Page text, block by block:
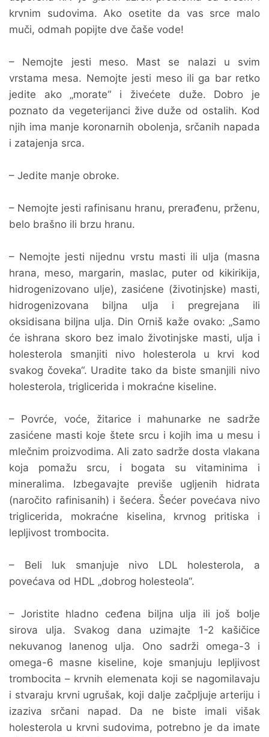
krvnim sudovima. Ako osetite da vas srce malo
muči, odmah popijte dve čaše vode!
– Nemojte jesti meso. Mast se nalazi u svim
vrstama mesa. Nemojte jesti meso ili ga bar retko
jedite ako „morate“ i živećete duže. Dobro je
poznato da vegeterijanci žive duže od ostalih. Kod
njih ima manje koronarnih obolenja, srčanih napada
i zatajenja srca.
– Jedite manje obroke.
– Nemojte jesti rafinisanu hranu, prerađenu, prženu,
belo brašno ili brzu hranu.
– Nemojte jesti nijednu vrstu masti ili ulja (masna
hrana, meso, margarin, maslac, puter od kikirikija,
hidrogenizovano ulje), zasićene (životinjske) masti,
hidrogenizovana biljna ulja i pregrejana ili
oksidisana biljna ulja. Din Orniš kaže ovako: „Samo
će ishrana skoro bez imalo životinjske masti, ulja i
holesterola smanjiti nivo holesterola u krvi kod
svakog čoveka“. Uradite tako da biste smanjili nivo
holesterola, triglicerida i mokraćne kiseline.
– Povrće, voće, žitarice i mahunarke ne sadrže
zasićene masti koje štete srcu i kojih ima u mesu i
mlečnim proizvodima. Ali zato sadrže dosta vlakana
koja pomažu srcu, i bogata su vitaminima i
mineralima. Izbegavajte previše ugljenih hidrata
(naročito rafinisanih) i šećera. Šećer povećava nivo
triglicerida, mokraćne kiselina, krvnog pritiska i
lepljivost trombocita.
– Beli luk smanjuje nivo LDL holesterola, a
povećava od HDL „dobrog holesteola“.
– Joristite hladno ceđena biljna ulja ili još bolje
sirova ulja. Svakog dana uzimajte 1-2 kašičice
nekuvanog lanenog ulja. Ono sadrži omega-3 i
omega-6 masne kiseline, koje smanjuju lepljivost
trombocita – krvnih elemenata koji se nagomilavaju
i stvaraju krvni ugrušak, koji dalje začpljuje arteriju i
izaziva srčani napad. Da ne biste imali višak
holesterola u krvni sudovima, potrebno je da imate